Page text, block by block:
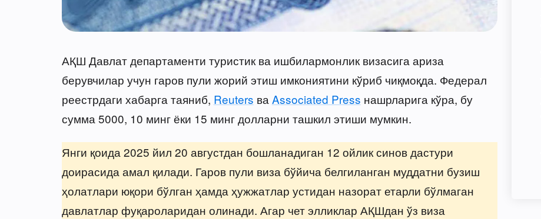
АҚШ Давлат департаменти туристик ва ишбилармонлик визасига ариза
берувчилар учун гаров пули жорий этиш имкониятини кўриб чиқмоқда. Федерал
реестрдаги хабарга таяниб, Reuters ва Associated Press нашрларига кўра, бу
сумма 5000, 10 минг ёки 15 минг долларни ташкил этиши мумкин.
Янги қоида 2025 йил 20 августдан бошланадиган 12 ойлик синов дастури
доирасида амал қилади. Гаров пули виза бўйича белгиланган муддатни бузиш
ҳолатлари юқори бўлган ҳамда ҳужжатлар устидан назорат етарли бўлмаган
давлатлар фуқароларидан олинади. Агар чет элликлар АҚШдан ўз виза